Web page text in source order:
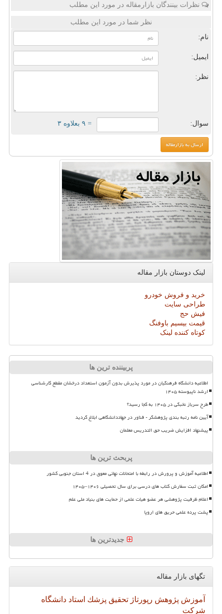
نظرات بینندگان بازارمقاله در مورد این مطلب
نظر شما در مورد این مطلب
نام:
ایمیل:
نظر:
سوال: = ۹ بعلاوه ۳
لینک دوستان بازار مقاله
خرید و فروش خودرو
طراحی سایت
فیش حج
قیمت بیسیم باوفنگ
کوتاه کننده لینک
پربیننده ترین ها
اطلاعیه دانشگاه فرهنگیان در مورد پذیرش بدون آزمون استعداد درخشان مقطع کارشناسی
ارشد ناپیوسته ۱۴۰۵
طرح سرباز نخبگی در ۱۴۰۵ به کجا رسید؟
آیین نامه رتبه بندی پژوهشگر - فناور در جهاددانشگاهی ابلاغ گردید
پیشنهاد افزایش ضریب حق التدریس معلمان
پربحث ترین ها
اطلاعیه آموزش و پرورش در رابطه با امتحانات نهائی معوق در 4 استان جنوبی کشور
امکان ثبت سفارش کتاب های درسی برای سال تحصیلی ۱۴۰۶–۱۴۰۵
اعلام ظرفیت پژوهشی هر عضو هیات علمی از حمایت های بنیاد ملی علم
پشت پرده علمی حریق های اروپا
جدیدترین ها
تگهای بازار مقاله
آموزش پژوهش رپورتاژ تحقیق پزشك استاد دانشگاه
شركت